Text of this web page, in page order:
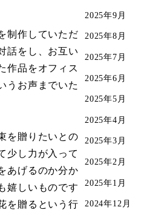
制作していただ
話をし、お互い
作品をオフィス
うお声までいた
を贈りたいとの
少し力が入って
あげるのか分か
嬉しいものです
を贈るという行
2025年9月
2025年8月
2025年7月
2025年6月
2025年5月
2025年4月
2025年3月
2025年2月
2025年1月
2024年12月